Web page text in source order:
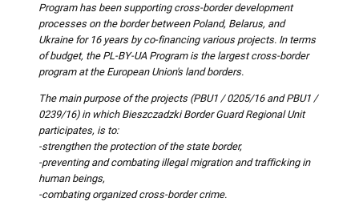
Program has been supporting cross-border development
processes on the border between Poland, Belarus, and
Ukraine for 16 years by co-financing various projects. In terms
of budget, the PL-BY-UA Program is the largest cross-border
program at the European Union's land borders.
The main purpose of the projects (PBU1 / 0205/16 and PBU1 /
0239/16) in which Bieszczadzki Border Guard Regional Unit
participates, is to:
-strengthen the protection of the state border,
-preventing and combating illegal migration and trafficking in
human beings,
-combating organized cross-border crime.